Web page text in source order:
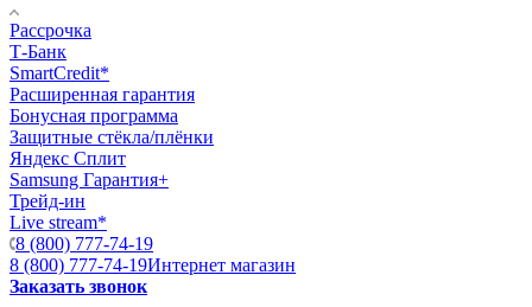
Рассрочка
Т-Банк
SmartCredit*
Расширенная гарантия
Бонусная программа
Защитные стёкла/плёнки
Яндекс Сплит
Samsung Гарантия+
Трейд-ин
Live stream*
8 (800) 777-74-19
8 (800) 777-74-19Интернет магазин
Заказать звонок